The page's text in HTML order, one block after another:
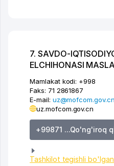
7. SAVDO-
ELCHIHONASI
Mamlakat kodi: +998
Faks: 71 2861867
E-mail: uz@mofcom.gov.cn
uz.mofcom.gov.cn
+99871 ...Qo'ng'iroq
Tashkilot tegishli